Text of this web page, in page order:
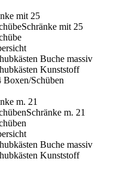
mit 25
Schränke mit 25
Buche massiv
Kunststoff
Boxen/Schüben
m. 21
Schränke m. 21
Buche massiv
Kunststoff